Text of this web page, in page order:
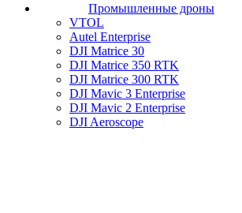
Промышленные дроны
VTOL
Autel Enterprise
DJI Matrice 30
DJI Matrice 350 RTK
DJI Matrice 300 RTK
DJI Mavic 3 Enterprise
DJI Mavic 2 Enterprise
DJI Aeroscope